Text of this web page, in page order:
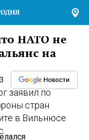
НАТО не
на
заявил по
стран
в Вильнюсе